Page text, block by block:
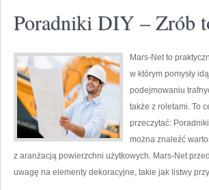
Poradniki DIY – Zrób
Mars-Net to
w którym pomysły
podejmowaniu
także z roletami. To
przeczytać:
można znaleźć
z aranżacją powierzchni użytkowych. Mars-Net
uwagę na elementy dekoracyjne, takie jak listwy